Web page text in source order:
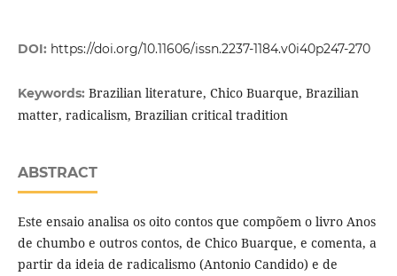
DOI: https://doi.org/10.11606/issn.2237-1184.v0i40p247-270
Keywords: Brazilian literature, Chico Buarque, Brazilian
matter, radicalism, Brazilian critical tradition
ABSTRACT
Este ensaio analisa os oito contos que compõem o livro Anos
de chumbo e outros contos, de Chico Buarque, e comenta, a
partir da ideia de radicalismo (Antonio Candido) e de